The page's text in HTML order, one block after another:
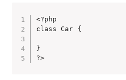
<?php
class Car {
}
?>